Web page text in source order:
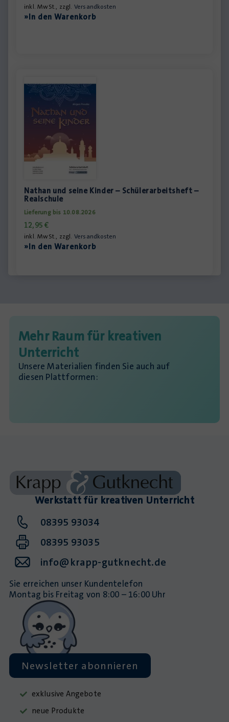
inkl. MwSt., zzgl. Versandkosten
»In den Warenkorb
Nathan und seine Kinder – Schülerarbeitsheft –
Realschule
Lieferung bis 10.08.2026
12,95€
inkl. MwSt., zzgl. Versandkosten
»In den Warenkorb
Mehr Raum für kreativen
Unterricht
Unsere Materialien finden Sie auch auf
diesen Plattformen:
Werkstatt für kreativen Unterricht
08395 93034
08395 93035
info@krapp-gutknecht.de
Sie erreichen unser Kundentelefon
Montag bis Freitag von 8:00 – 16:00 Uhr
Newsletter abonnieren
exklusive Angebote
neue Produkte